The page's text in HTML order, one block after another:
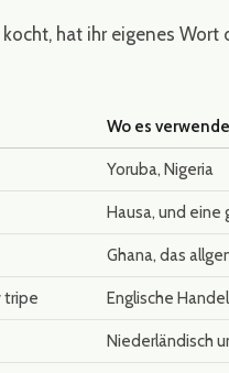
hat ihr eigenes
Wo es
Yoruba, Nigeria
Hausa, und eine
Ghana, das
tripe Englische
Niederländisch